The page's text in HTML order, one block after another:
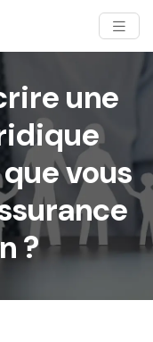
une
vous
?